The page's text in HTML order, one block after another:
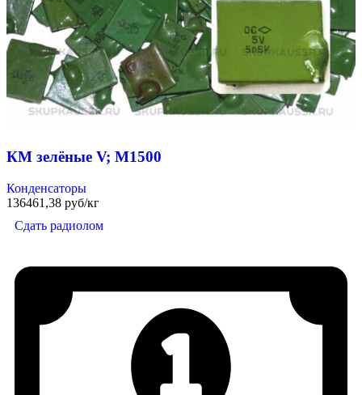
КМ зелёные V; М1500
Конденсаторы
136461,38 руб/кг
Сдать радиолом